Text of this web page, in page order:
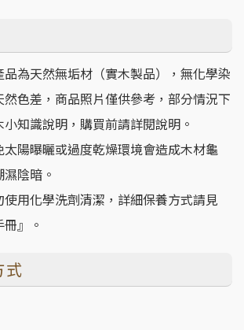
品為天然無垢材（實木製品），無化學染
色差，商品照片僅供參考，部分情況下
知識說明，購買前請詳閱說明。
太陽曝曬或過度乾燥環境會造成木材龜
陰暗。
使用化學洗劑清潔，詳細保養方式請見
』。
式